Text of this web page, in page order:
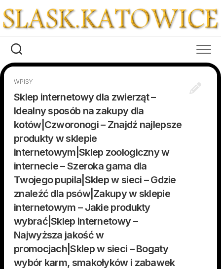
to
content
WPISY
Sklep internetowy dla zwierząt –
Idealny sposób na zakupy dla
kotów|Czworonogi – Znajdź najlepsze
produkty w sklepie
internetowym|Sklep zoologiczny w
internecie – Szeroka gama dla
Twojego pupila|Sklep w sieci – Gdzie
znaleźć dla psów|Zakupy w sklepie
internetowym – Jakie produkty
wybrać|Sklep internetowy –
Najwyższa jakość w
promocjach|Sklep w sieci – Bogaty
wybór karm, smakołyków i zabawek